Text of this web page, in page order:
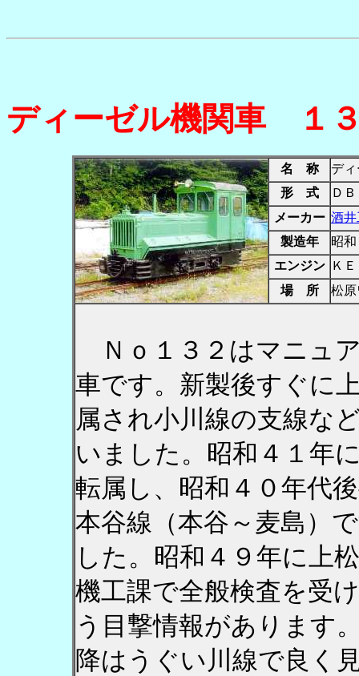
ディーゼル機関車 １
名 称
デ
形 式
Ｄ
メーカー 酒
製造年
昭
エンジン
Ｋ
場 所
松
Ｎｏ１３２はマニュ
車です。新製後すぐに
属され小川線の支線な
いました。昭和４１年
転属し、昭和４０年代
本谷線（本谷～麦島）
した。昭和４９年に上
機工課で全般検査を受
う目撃情報があります
降はうぐい川線で良く